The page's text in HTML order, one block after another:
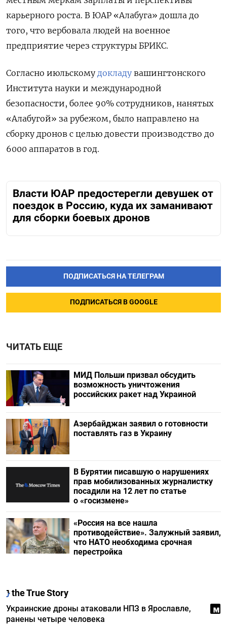
карьерного роста. В ЮАР «Алабуга» дошла до
того, что вербовала людей на военное
предприятие через структуры БРИКС.
Согласно июльскому докладу вашингтонского
Института науки и международной
безопасности, более 90% сотрудников, нанятых
«Алабугой» за рубежом, было направлено на
сборку дронов с целью довести производство до
6000 аппаратов в год.
Власти ЮАР предостерегли девушек от
поездок в Россию, куда их заманивают
для сборки боевых дронов
ПОДПИСАТЬСЯ НА ТЕЛЕГРАМ
ПОДПИСАТЬСЯ В GOOGLE
ЧИТАТЬ ЕЩЕ
МИД Польши призвал обсудить
возможность уничтожения
российских ракет над Украиной
Азербайджан заявил о готовности
поставлять газ в Украину
В Бурятии писавшую о нарушениях
прав мобилизованных журналистку
посадили на 12 лет по статье
о «госизмене»
«Россия на все нашла
противодействие». Залужный заявил,
что НАТО необходима срочная
перестройка